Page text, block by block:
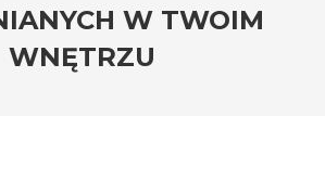
W TWOIM
WNĘTRZU